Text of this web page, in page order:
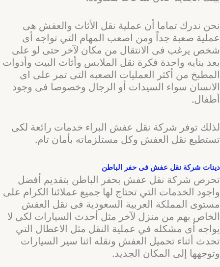
نحن ندرك تماما أن عملية نقل الأثاث والعفش هى
عملية صعبة جداً ومن اصعب المهام التي تواجه أى
شخص يرغب فى الانتقال من مكان لآخر حتى لو على
بعد بنايه واحدة فكرة نقل الملابس وأثاث البيت وأدوات
المطبخ من أكثر العمليات الصعبه التى تمر على اى
الانسان سواء السيدات أو الرجال وخصوصا فى وجود
أطفال.
لذلك توفر شركة نقل عفش البراء خدمات رائعة لكى
تستطيع نقل العفش وكل مستلزماته بأمان تام.
دينات شركة نقل عفش فى حفر الباطن
تحرص شركة نقل عفش بحفر الباطن بتقديم أفضل
واجود الخدمات التي تحتاج لها جميع عملائنا الكرام على
مستوى المملكة العربية السعودية فى نقل العفش
الخاص بهم من منزل لآخر مثل أحدث السيارات لكى لا
يواجه أى مشكله في عملية النقل مثل الاعطال التي
تحدث أثناء تحميل العفش ونقله اثنا سير السيارات
وتوجهها إلى المكان الجديد.